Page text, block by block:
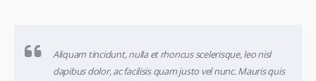
Aliquam tincidunt, nulla et rhoncus scelerisque, leo nisl
dapibus dolor, ac facilisis quam justo vel nunc. Mauris quis